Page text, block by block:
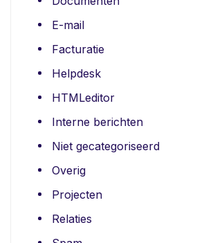
E-mail
Facturatie
Helpdesk
HTMLeditor
Interne berichten
Niet gecategoriseerd
Overig
Projecten
Relaties